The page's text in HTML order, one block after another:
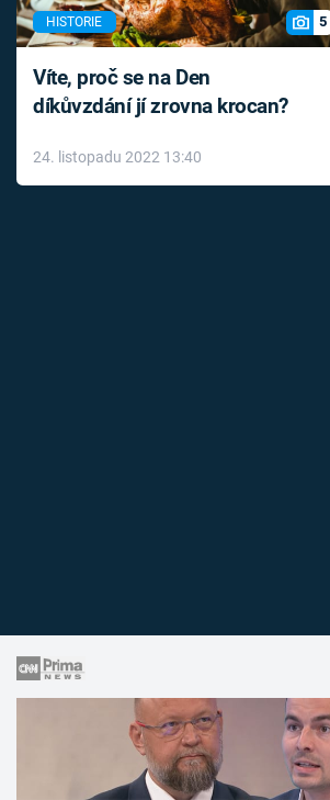
HISTORIE 5
Víte, proč se na Den
díkůvzdání jí zrovna krocan?
24. listopadu 2022 13:40